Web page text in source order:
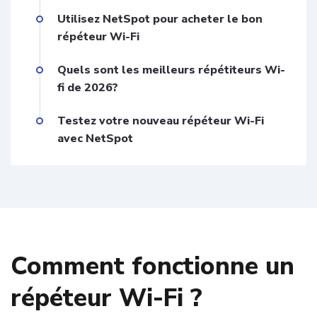
Utilisez NetSpot pour acheter le bon
répéteur Wi-Fi
Quels sont les meilleurs répétiteurs Wi-
fi de 2026?
Testez votre nouveau répéteur Wi-Fi
avec NetSpot
Comment fonctionne un
répéteur Wi-Fi ?